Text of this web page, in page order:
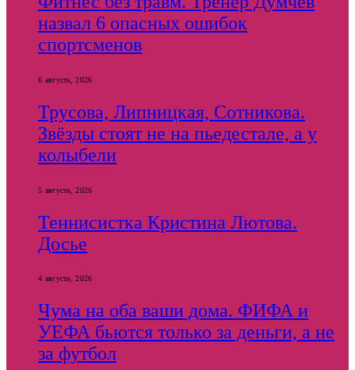
назвал 6 опасных ошибок
спортсменов
6 августа, 2026
Трусова, Липницкая, Сотникова.
Звёзды стоят не на пьедестале, а у
колыбели
5 августа, 2026
Теннисистка Кристина Лютова.
Досье
4 августа, 2026
Чума на оба ваши дома. ФИФА и
УЕФА бьются только за деньги, а не
за футбол